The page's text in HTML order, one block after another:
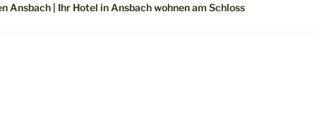
Ansbach | Ihr Hotel in Ansbach wohnen am Schloss